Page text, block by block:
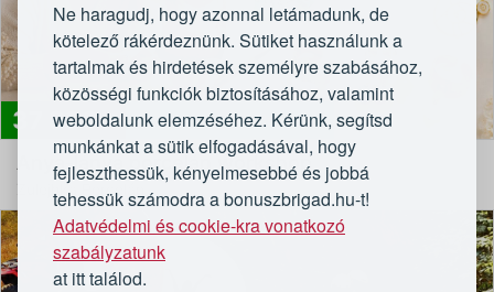
Ne haragudj, hogy azonnal letámadunk, de
kötelező rákérdeznünk. Sütiket használunk a
tartalmak és hirdetések személyre szabásához,
közösségi funkciók biztosításához, valamint
weboldalunk elemzéséhez. Kérünk, segítsd
munkánkat a sütik elfogadásával, hogy
fejleszthessük, kényelmesebbé és jobbá
tehessük számodra a bonuszbrigad.hu-t!
Adatvédelmi és cookie-kra vonatkozó
szabályzatunk
at itt találod.
37 990Ft Különleges ajándékötlet
Anya-lánya porcelán workshop
Zulejhka Porcelán